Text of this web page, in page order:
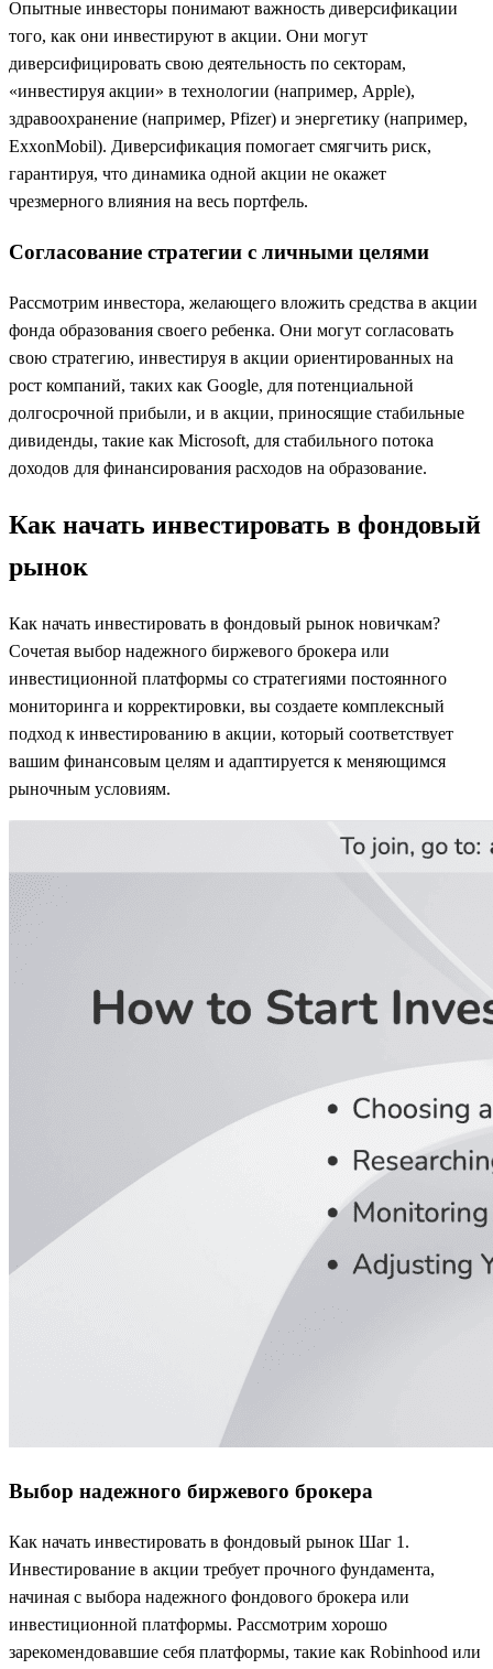
Опытные инвесторы понимают важность диверсификации
того, как они инвестируют в акции. Они могут
диверсифицировать свою деятельность по секторам,
«инвестируя акции» в технологии (например, Apple),
здравоохранение (например, Pfizer) и энергетику (например,
ExxonMobil). Диверсификация помогает смягчить риск,
гарантируя, что динамика одной акции не окажет
чрезмерного влияния на весь портфель.
Согласование стратегии с личными целями
Рассмотрим инвестора, желающего вложить средства в акции
фонда образования своего ребенка. Они могут согласовать
свою стратегию, инвестируя в акции ориентированных на
рост компаний, таких как Google, для потенциальной
долгосрочной прибыли, и в акции, приносящие стабильные
дивиденды, такие как Microsoft, для стабильного потока
доходов для финансирования расходов на образование.
Как начать инвестировать в фондовый
рынок
Как начать инвестировать в фондовый рынок новичкам?
Сочетая выбор надежного биржевого брокера или
инвестиционной платформы со стратегиями постоянного
мониторинга и корректировки, вы создаете комплексный
подход к инвестированию в акции, который соответствует
вашим финансовым целям и адаптируется к меняющимся
рыночным условиям.
Выбор надежного биржевого брокера
Как начать инвестировать в фондовый рынок Шаг 1.
Инвестирование в акции требует прочного фундамента,
начиная с выбора надежного фондового брокера или
инвестиционной платформы. Рассмотрим хорошо
зарекомендовавшие себя платформы, такие как Robinhood или